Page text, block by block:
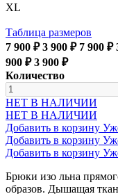
XL
Таблица размеров
7 900 ₽ 3 900 ₽ 7 900 ₽
900 ₽ 3 900 ₽
Количество
НЕТ В НАЛИЧИИ
НЕТ В НАЛИЧИИ
Добавить в корзину
Добавить в корзину
Добавить в корзину
Брюки изо льна
образов. Дышащая